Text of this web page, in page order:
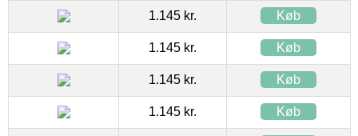
1.145 kr. Køb
1.145 kr. Køb
1.145 kr. Køb
1.145 kr. Køb